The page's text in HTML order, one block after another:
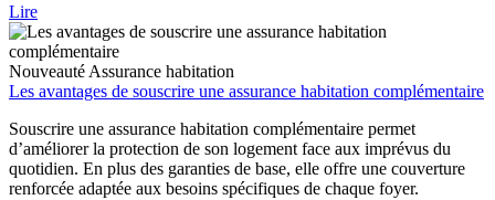
Lire
Nouveauté Assurance habitation
Les avantages de souscrire une assurance habitation complémentaire
Souscrire une assurance habitation complémentaire permet
d’améliorer la protection de son logement face aux imprévus du
quotidien. En plus des garanties de base, elle offre une couverture
renforcée adaptée aux besoins spécifiques de chaque foyer.